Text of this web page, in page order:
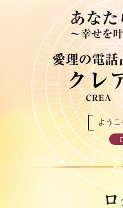
愛理の電話
クレ
CREA
ようこ
あなた
～幸せを
ロ